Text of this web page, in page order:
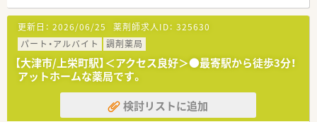
更新日： 2026/06/25 薬剤師求人ID： 325630
パート・アルバイト
調剤薬局
【大津市/上栄町駅】＜アクセス良好＞●最寄駅から徒歩3分！
アットホームな薬局です。
検討リストに追加